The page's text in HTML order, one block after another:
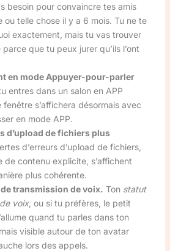
besoin pour convaincre tes amis
ou telle chose il y a 6 mois. Tu ne te
exactement, mais tu vas trouver
que tu peux jurer qu’ils l’ont
en mode Appuyer-pour-parler
entres dans un salon en APP
fenêtre s’affichera désormais avec
en mode APP.
d’upload de fichiers plus
d’erreurs d’upload de fichiers,
de contenu explicite, s’affichent
plus cohérente.
transmission de voix. Ton statut
voix, ou si tu préfères, le petit
quand tu parles dans ton
visible autour de ton avatar
lors des appels.